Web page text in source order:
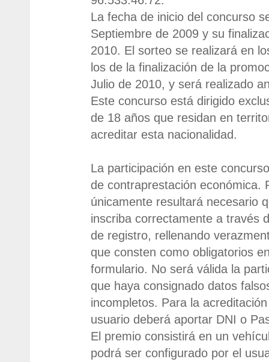
La fecha de inicio del concurso
Septiembre de 2009 y su
2010. El sorteo se realizará en
los de la finalización de la
Julio de 2010, y será realizado
Este concurso está dirigido
de 18 años que residan en
acreditar esta nacionalidad.
La participación en este
de contraprestación económica.
únicamente resultará necesario
inscriba correctamente a través
de registro, rellenando
que consten como obligatorios
formulario. No será válida la
que haya consignado datos
incompletos. Para la
usuario deberá aportar DNI o
El premio consistirá en un
podrá ser configurado por el